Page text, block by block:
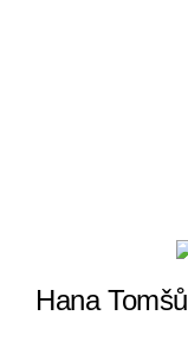
Hana Tomšů